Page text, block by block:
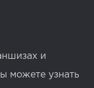
и
можете узнать